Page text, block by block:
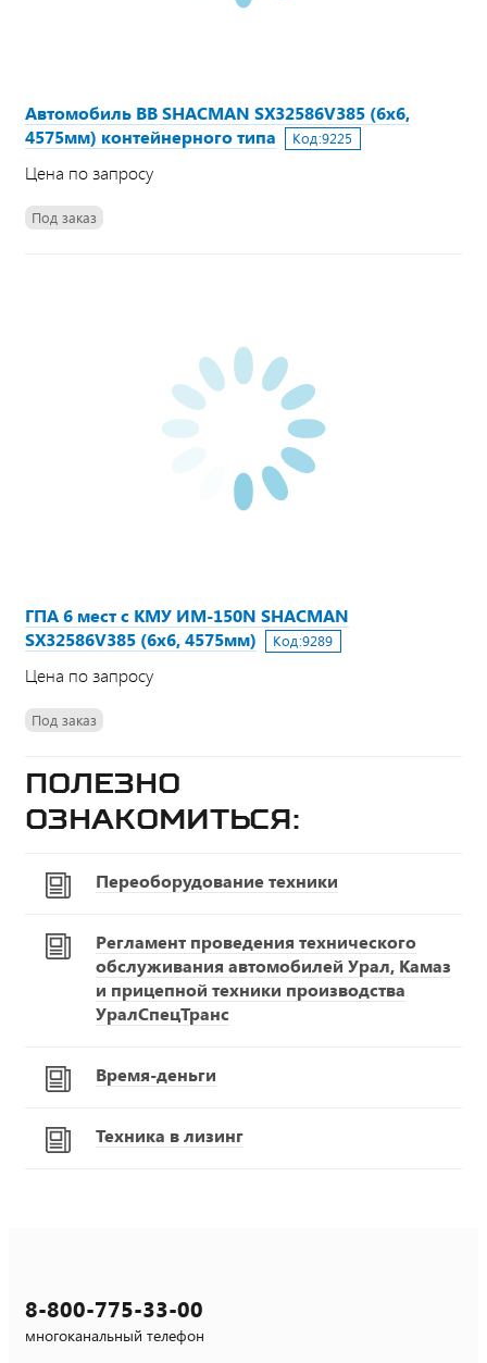
Автомобиль ВВ SHACMAN SX32586V385 (6х6,
4575мм) контейнерного типа
Код:9225
Цена по запросу
Под заказ
ГПА 6 мест с КМУ ИМ-150N SHACMAN
SX32586V385 (6х6, 4575мм)
Код:9289
Цена по запросу
Под заказ
Полезно
ознакомиться:
Переоборудование техники
Регламент проведения технического
обслуживания автомобилей Урал, Камаз
и прицепной техники производства
УралСпецТранс
Время-деньги
Техника в лизинг
8-800-775-33-00
многоканальный телефон